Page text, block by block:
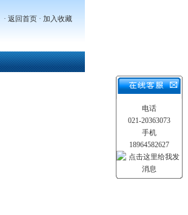
· 返回首页 · 加入收藏
电话
021-20363073
手机
18964582627